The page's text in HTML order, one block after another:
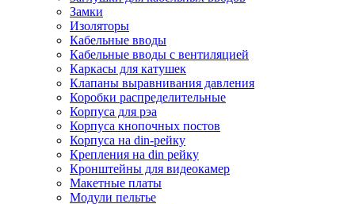
Замки
Изоляторы
Кабельные вводы
Кабельные вводы с вентиляцией
Каркасы для катушек
Клапаны выравнивания давления
Коробки распределительные
Корпуса для рэа
Корпуса кнопочных постов
Корпуса на din-рейку
Крепления на din рейку
Кронштейны для видеокамер
Макетные платы
Модули пельтье